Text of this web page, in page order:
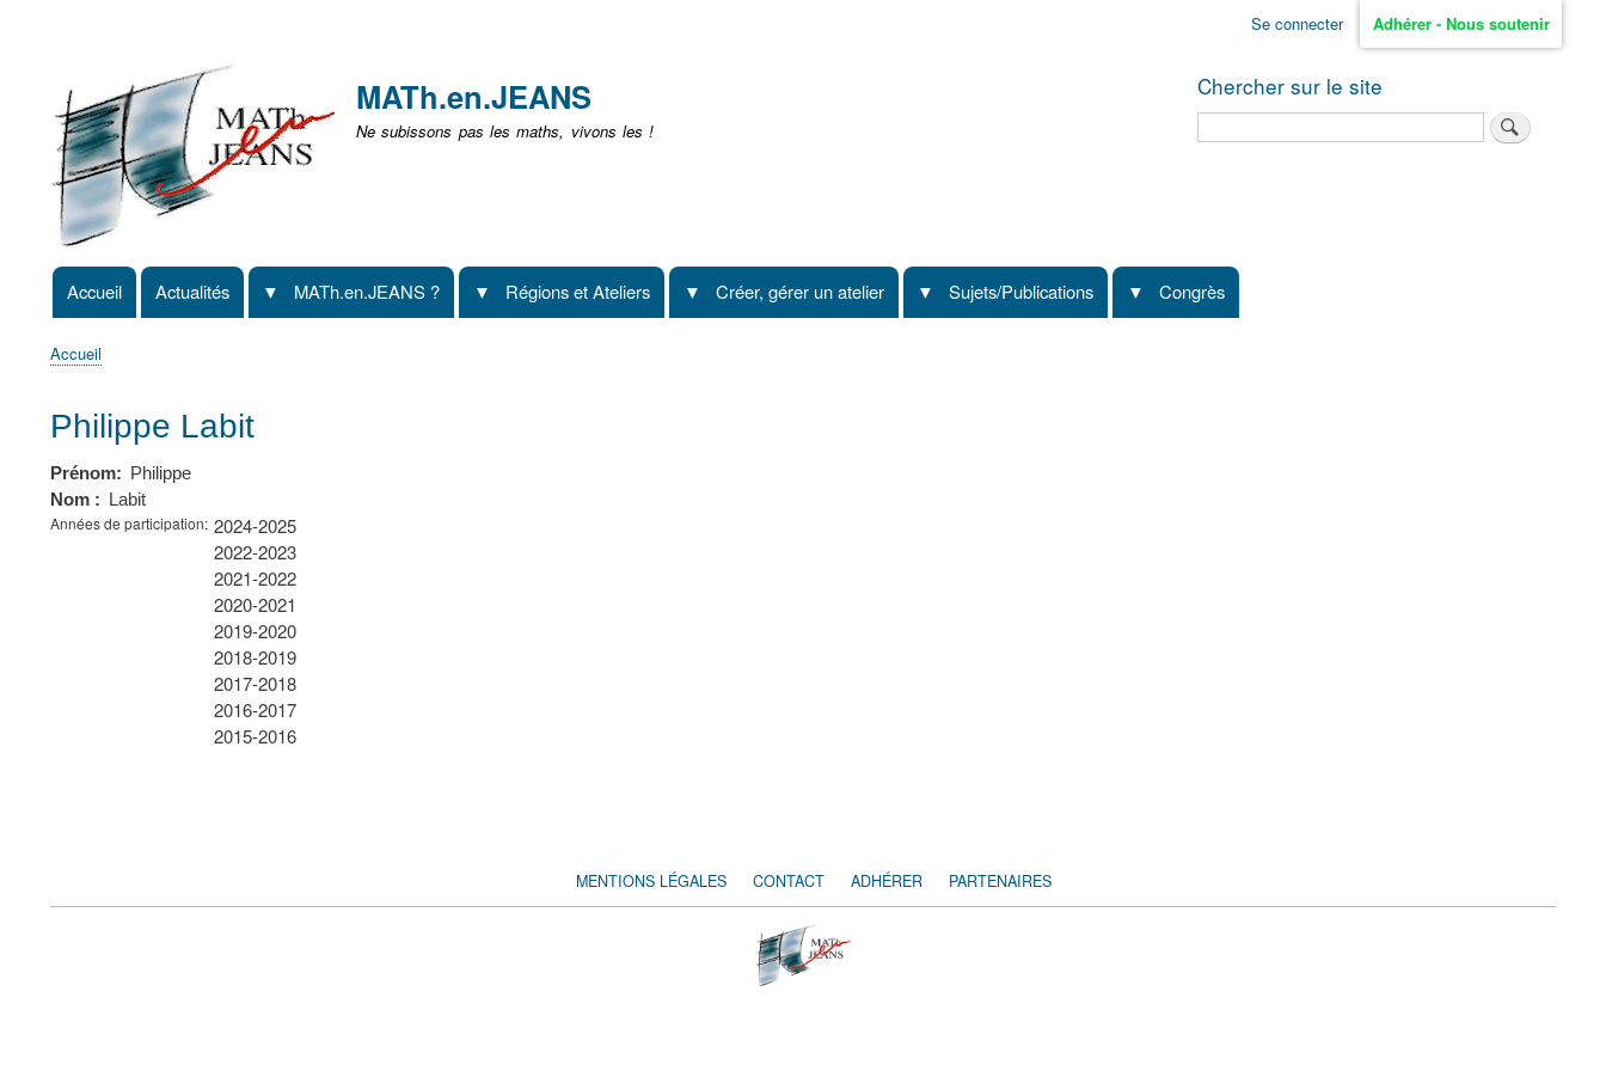
non
identifié
Se connecter Adhérer - Nous soutenir
MATh.en.JEANS
Ne subissons pas les maths, vivons les !
Chercher sur le site
Navigation
principale
Accueil Actualités MATh.en.JEANS ? Régions et Ateliers Créer, gérer un atelier Sujets/Publications Congrès
d'Ariane
Accueil
Philippe Labit
Prénom
Philippe
Nom
Labit
Années de participation 2024-2025
2022-2023
2021-2022
2020-2021
2019-2020
2018-2019
2017-2018
2016-2017
2015-2016
FOOTER
MENTIONS LÉGALES CONTACT ADHÉRER PARTENAIRES